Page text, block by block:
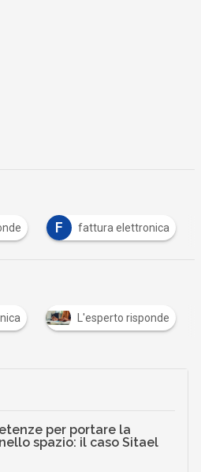
F fattura elettronica
L'esperto risponde
per portare la
spazio: il caso Sitael